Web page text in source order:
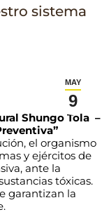
sistema
MAY
9
Shungo Tola –
el organismo
y ejércitos de
ante la
tóxicas.
garantizan la